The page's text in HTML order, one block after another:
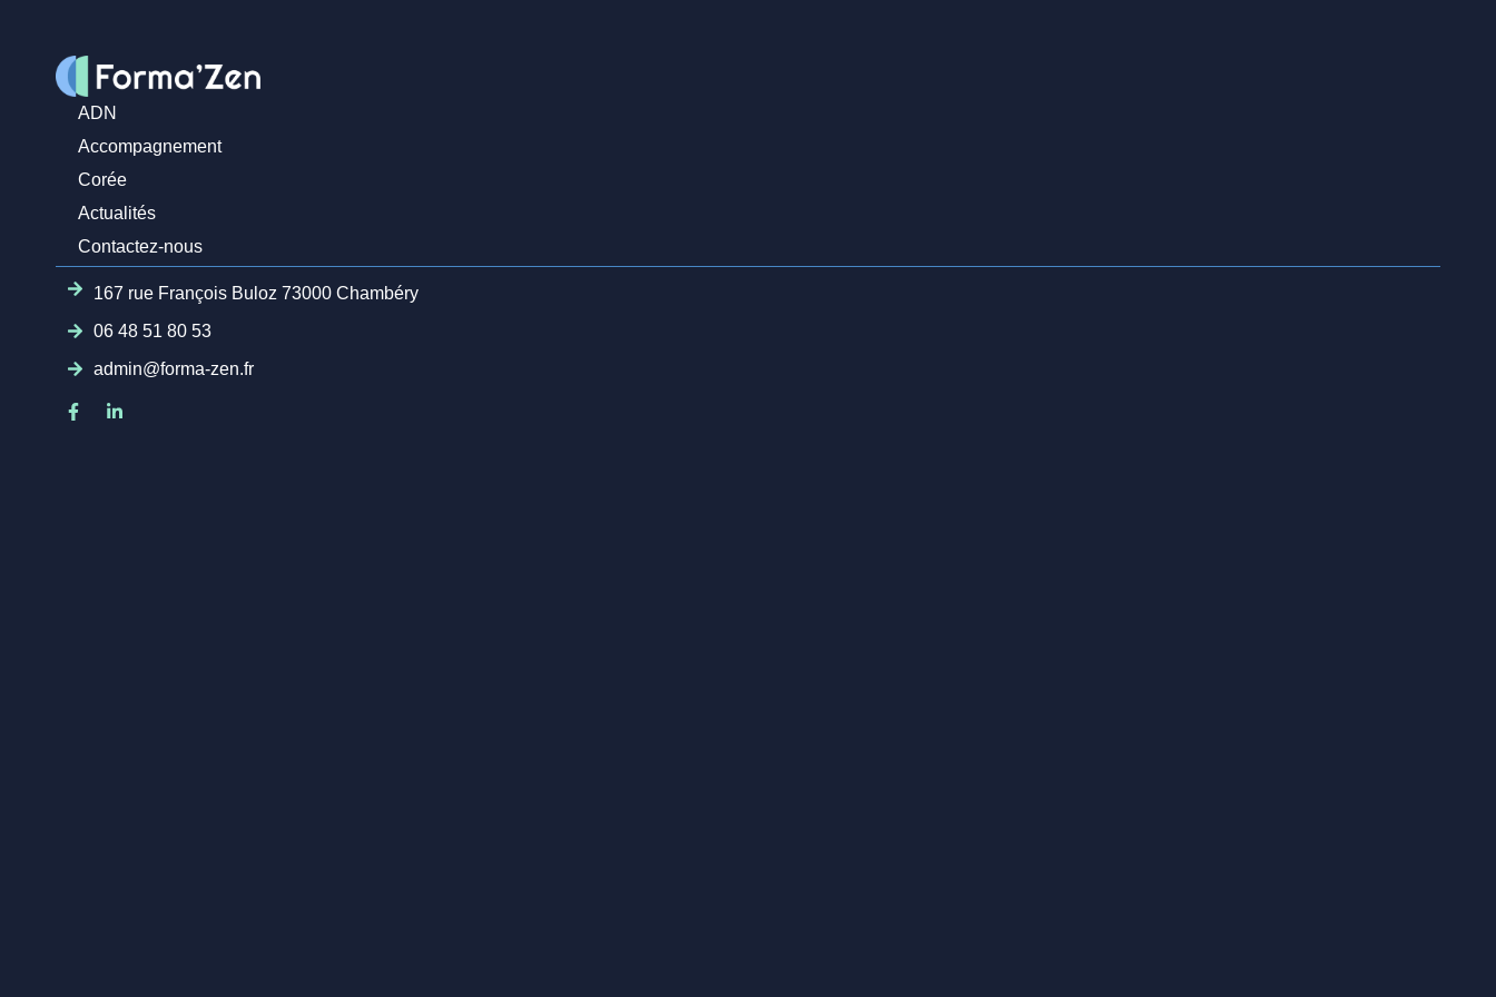
ADN
Accompagnement
Corée
Actualités
Contactez-nous
167 rue François Buloz 73000 Chambéry
06 48 51 80 53
admin@forma-zen.fr
Facebook-
f
in